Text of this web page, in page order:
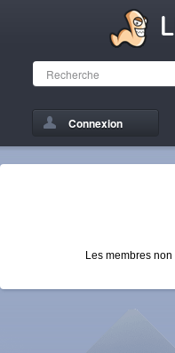
Connexion
Les membres